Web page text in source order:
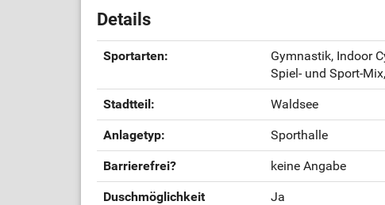
Details
Sportarten:
Gymnastik, Indoor
Spiel- und Sport-
Stadtteil: Waldsee
Anlagetyp: Sporthalle
Barrierefrei? keine Angabe
Duschmöglichkeit
Ja